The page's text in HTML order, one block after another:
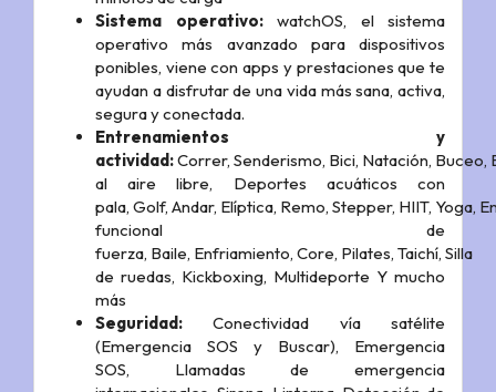
Sistema operativo: watchOS, el sistema
operativo más avanzado para dispositivos
ponibles, viene con apps y prestaciones que te
ayudan a disfrutar de una vida más sana, activa,
segura y conectada.
Entrenamientos y
actividad:Correr, Senderismo, Bici, Natación, Buceo,
al aire libre, Deportes acuáticos con
pala, Golf, Andar, Elíptica, Remo, Stepper, HIIT, Yoga,
funcional de
fuerza, Baile, Enfriamiento, Core, Pilates, Taichí, Silla
de ruedas, Kickboxing, Multideporte Y mucho
más
Seguridad:Conectividad vía satélite
(Emergencia SOS y Buscar), Emergencia
SOS, Llamadas de emergencia